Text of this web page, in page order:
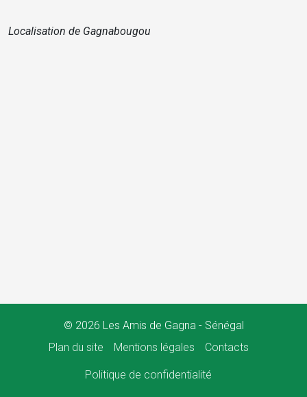
Localisation de Gagnabougou
© 2026 Les Amis de Gagna - Sénégal
Plan du site
Mentions légales Contacts
Politique de confidentialité